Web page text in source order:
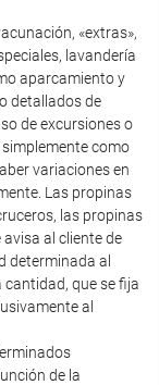
«extras»,
lavandería
aparcamiento y
detallados de
de excursiones o
como
variaciones en
Las propinas
las propinas
al cliente de
determinada al
que se fija
al
de la